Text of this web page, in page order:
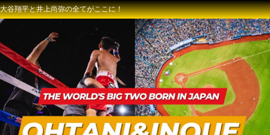
大谷翔平と井上尚弥の全てがここに！